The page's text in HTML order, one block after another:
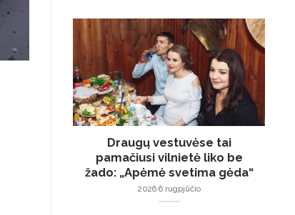
Draugų vestuvėse tai
pamačiusi vilnietė liko be
žado: „Apėmė svetima gėda“
2026 6 rugpjūčio